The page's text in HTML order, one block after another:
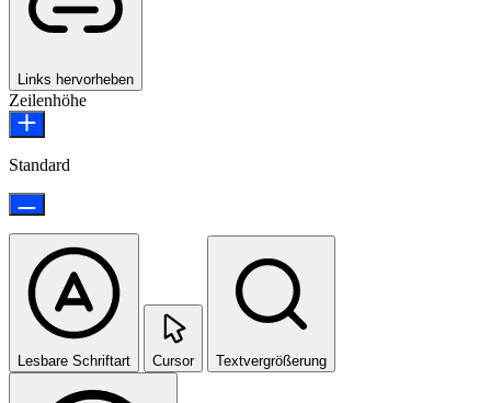
Links hervorheben
Zeilenhöhe
Standard
Lesbare Schriftart Cursor Textvergrößerung